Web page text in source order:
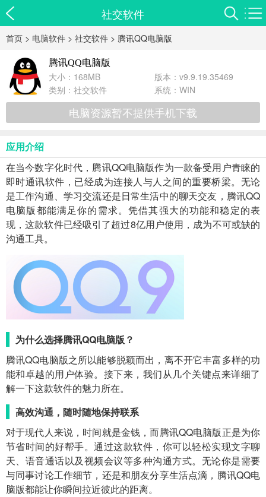
社交软件
首页 > 电脑软件 > 社交软件 > 腾讯QQ电脑版
腾讯QQ电脑版
大小：168MB
版本：v9.9.19.35469
类别： 社交软件 系统：WIN
电脑资源暂不提供手机下载
应用介绍
在当今数字化时代，腾讯QQ电脑版作为一款备受用户青睐的
即时通讯软件，已经成为连接人与人之间的重要桥梁。无论
是工作沟通、学习交流还是日常生活中的聊天交友，腾讯QQ
电脑版都能满足你的需求。凭借其强大的功能和稳定的表
现，这款软件已经吸引了超过8亿用户使用，成为不可或缺的
沟通工具。
为什么选择腾讯QQ电脑版？
腾讯QQ电脑版之所以能够脱颖而出，离不开它丰富多样的功
能和卓越的用户体验。接下来，我们从几个关键点来详细了
解一下这款软件的魅力所在。
高效沟通，随时随地保持联系
对于现代人来说，时间就是金钱，而腾讯QQ电脑版正是为你
节省时间的好帮手。通过这款软件，你可以轻松实现文字聊
天、语音通话以及视频会议等多种沟通方式。无论你是需要
与同事讨论工作细节，还是和朋友分享生活点滴，腾讯QQ电
脑版都能让你瞬间拉近彼此的距离。